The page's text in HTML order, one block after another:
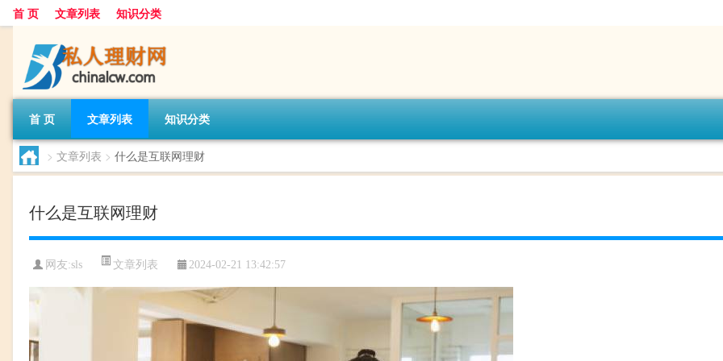
首 页 文章列表 知识分类
首 页 文章列表 知识分类
> 文章列表 > 什么是互联网理财
什么是互联网理财
网友:sls 文章列表 2024-02-21 13:42:57